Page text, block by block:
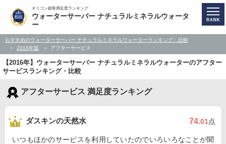
オリコン顧客満足度ランキング
ウォーターサーバー ナチュラルミネラルウォータ
ー
おすすめのウォーターサーバー ナチュラルミネラルウォーターランキング・比較
2016年版
アフターサービス
【2016年】ウォーターサーバー ナチュラルミネラルウォーターのアフター
サービスランキング・比較
アフターサービス 満足度ランキング
ダスキンの天然水 74.01点
いつもほかのサービスを利用していたのでいろいろなことが聞